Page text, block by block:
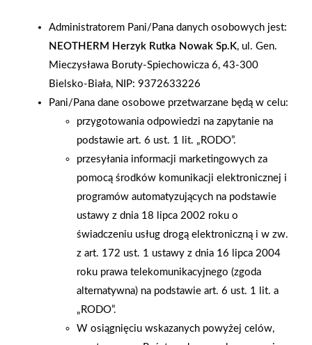
Prezentowane produkty dostępne w sieci hurtowni
budowlanych Grupa PSB. Znajdź swój
skład https://www.grupapsb.com.pl/sklady-budowlaneOdcinek
powstał przy współpracy z firmą IZOHAN. Więcej informacji
o producencie i produktach na
stronie https://www.grupapsb.com.pl/producenci/producenci-
lista/producent/izohan.html
AKTUALNOŚCI
Administratorem Pani/Pana danych osobowych jest:
NEOTHERM Herzyk Rutka Nowak Sp.K, ul. Gen.
Mieczysława Boruty-Spiechowicza 6, 43-300
Bielsko-Biała, NIP: 9372633226
Pani/Pana dane osobowe przetwarzane będą w celu:
przygotowania odpowiedzi na zapytanie na
podstawie art. 6 ust. 1 lit. „RODO”.
przesyłania informacji marketingowych za
pomocą środków komunikacji elektronicznej i
programów automatyzujących na podstawie
ustawy z dnia 18 lipca 2002 roku o
świadczeniu usług drogą elektroniczną i w zw.
z art. 172 ust. 1 ustawy z dnia 16 lipca 2004
roku prawa telekomunikacyjnego (zgoda
alternatywna) na podstawie art. 6 ust. 1 lit. a
„RODO”.
W osiągnięciu wskazanych powyżej celów,